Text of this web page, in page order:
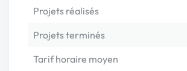
Projets réalisés
Projets terminés
Tarif horaire moyen